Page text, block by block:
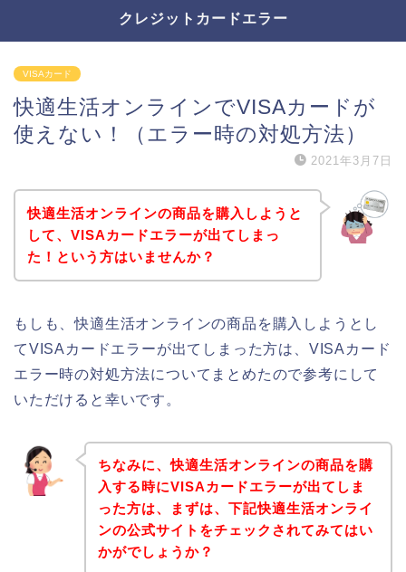
クレジットカードエラー
VISAカード
快適生活オンラインでVISAカードが
使えない！（エラー時の対処方法）
2021年3月7日
快適生活オンラインの商品を購入しようと
して、VISAカードエラーが出てしまっ
た！という方はいませんか？
もしも、快適生活オンラインの商品を購入しようとし
てVISAカードエラーが出てしまった方は、VISAカード
エラー時の対処方法についてまとめたので参考にして
いただけると幸いです。
ちなみに、快適生活オンラインの商品を購
入する時にVISAカードエラーが出てしま
った方は、まずは、下記快適生活オンライ
ンの公式サイトをチェックされてみてはい
かがでしょうか？